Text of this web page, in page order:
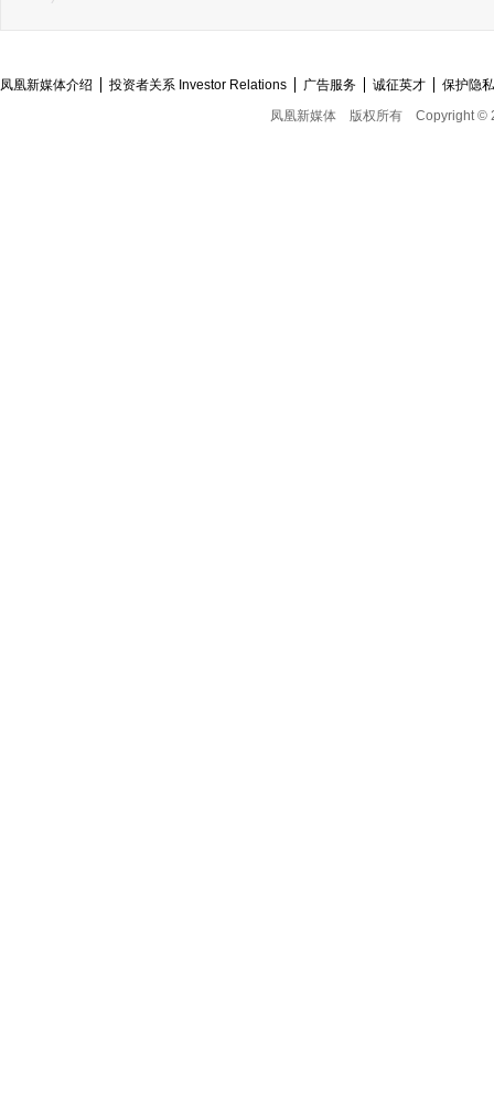
凤凰新媒体介绍 投资者关系 Investor Relations 广告服务 诚征英才
保护隐
凤凰新媒体
版权所有 Copyright ©